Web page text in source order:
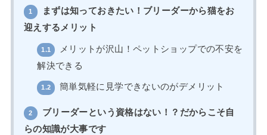
1
まずは知っておきたい！ブリーダーから猫をお
迎えするメリット
1.1
メリットが沢山！ペットショップでの不安を
解決できる
1.2 簡単気軽に見学できないのがデメリット
2
ブリーダーという資格はない！？だからこそ自
らの知識が大事です